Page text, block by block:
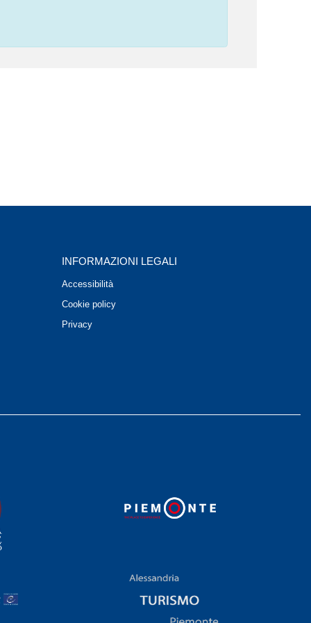
INFORMAZIONI LEGALI
Accessibilità
Cookie policy
Privacy